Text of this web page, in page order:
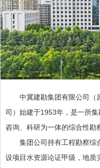
中冀建勘集团有限公司（
司）始建于1953年，是一所集
咨询、科研为一体的综合性勘
集团公司持有工程勘察综
设项目水资源论证甲级，地质